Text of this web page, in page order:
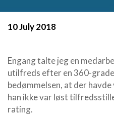
10 July 2018
Engang talte jeg en
utilfreds efter en 360-
bedømmelsen, at der
han ikke var løst
rating.